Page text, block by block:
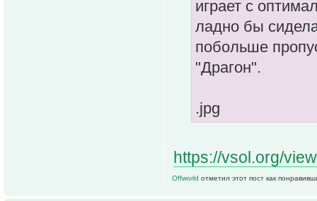
играет с
ладно бы
побольше
"Драгон".
.jpg
https://vsol.org/
Offworld отметил этот пост как